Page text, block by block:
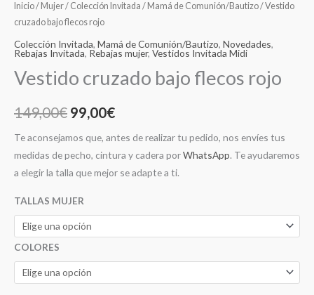
Inicio/ Mujer/ Colección Invitada / Mamá de Comunión/Bautizo/ Vestido
cruzado bajo flecos rojo
Colección Invitada, Mamá de Comunión/Bautizo, Novedades,
Rebajas Invitada, Rebajas mujer, Vestidos Invitada Midi
Vestido cruzado bajo flecos rojo
149,00€
149,00€.
99,00€
99,00€.
Te aconsejamos que, antes de realizar tu pedido, nos envíes tus
medidas de pecho, cintura y cadera porWhatsApp. Te ayudaremos
a elegir la talla que mejor se adapte a ti.
TALLAS MUJER
COLORES